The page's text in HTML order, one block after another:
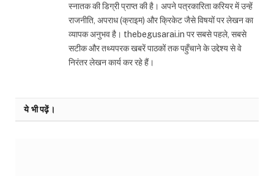
स्नातक की डिग्री प्राप्त की है। अपने पत्रकारिता करियर में उन्हें
राजनीति, अपराध (क्राइम) और क्रिकेट जैसे विषयों पर लेखन का
व्यापक अनुभव है। thebegusarai.in पर सबसे पहले, सबसे
सटीक और तथ्यपरक खबरें पाठकों तक पहुँचाने के उद्देश्य से वे
निरंतर लेखन कार्य कर रहे हैं।
ये भी पढ़ें।